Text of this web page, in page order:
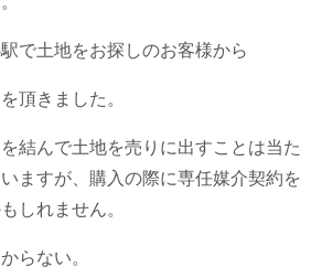
で土地をお探しのお客様から
頂きました。
結んで土地を売りに出すことは当た
ますが、購入の際に専任媒介契約を
しれません。
らない。